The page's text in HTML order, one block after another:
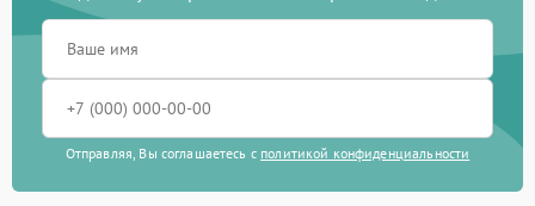
Отправляя, Вы соглашаетесь с политикой конфиденциальности